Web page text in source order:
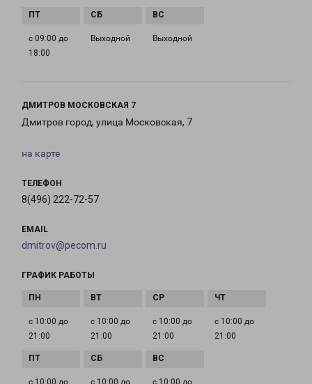
с 09:00 до
18:00
Выходной Выходной
ДМИТРОВ МОСКОВСКАЯ 7
Дмитров город, улица Московская, 7
на карте
ТЕЛЕФОН
8(496) 222-72-57
EMAIL
dmitrov@pecom.ru
ГРАФИК РАБОТЫ
с 10:00 до
21:00
с 10:00 до
21:00
с 10:00 до
21:00
с 10:00 до
21:00